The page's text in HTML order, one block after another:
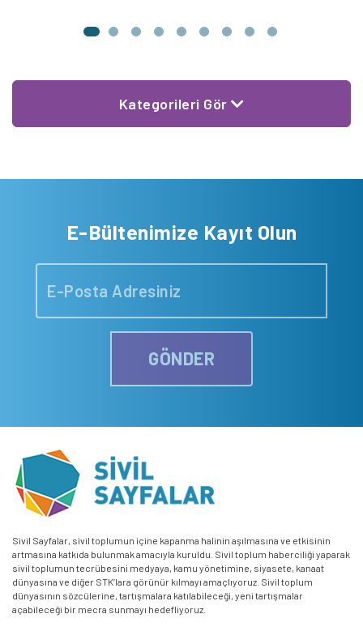
Kategorileri Gör
E-Bültenimize Kayıt Olun
GÖNDER
Sivil Sayfalar, sivil toplumun içine kapanma halinin aşılmasına ve etkisinin
artmasına katkıda bulunmak amacıyla kuruldu. Sivil toplum haberciliği yaparak
sivil toplumun tecrübesini medyaya, kamu yönetimine, siyasete, kanaat
dünyasına ve diğer STK’lara görünür kılmayı amaçlıyoruz. Sivil toplum
dünyasının sözcülerine, tartışmalara katılabileceği, yeni tartışmalar
açabileceği bir mecra sunmayı hedefliyoruz.